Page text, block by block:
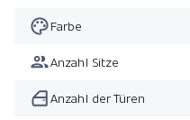
Pack Premium Plus
Pack Winter
Farbe
Anzahl Sitze
Anzahl der Türen